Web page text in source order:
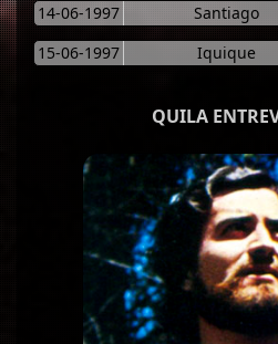
14-06-1997
Santiago
15-06-1997
Iquique
QUILA